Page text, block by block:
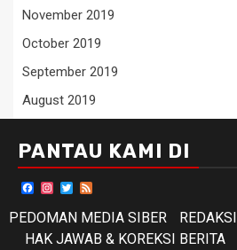
November 2019
October 2019
September 2019
August 2019
PANTAU KAMI DI
Facebook
Instagram
Twitter
PEDOMAN MEDIA SIBER
REDAKSI
HAK JAWAB & KOREKSI BERITA